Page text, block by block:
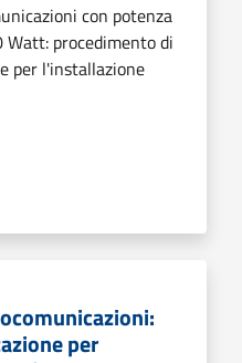
con potenza
procedimento di
per l'installazione
per